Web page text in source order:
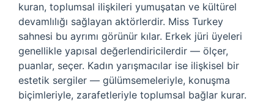
kuran, toplumsal ilişkileri yumuşatan ve kültürel
devamlılığı sağlayan aktörlerdir. Miss Turkey
sahnesi bu ayrımı görünür kılar. Erkek jüri üyeleri
genellikle yapısal değerlendiricilerdir — ölçer,
puanlar, seçer. Kadın yarışmacılar ise ilişkisel bir
estetik sergiler — gülümsemeleriyle, konuşma
biçimleriyle, zarafetleriyle toplumsal bağlar kurar.